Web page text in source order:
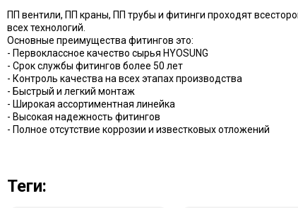
ПП вентили, ПП краны, ПП трубы и фитинги проходят
всех технологий.
Основные преимущества фитингов это:
- Первоклассное качество сырья HYOSUNG
- Срок службы фитингов более 50 лет
- Контроль качества на всех этапах производства
- Быстрый и легкий монтаж
- Широкая ассортиментная линейка
- Высокая надежность фитингов
- Полное отсутствие коррозии и известковых отложений
Теги: